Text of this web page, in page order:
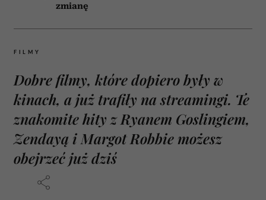
zmianę
FILMY
Dobre filmy, które dopiero były w
kinach, a już trafiły na streamingi. Te
znakomite hity z Ryanem Goslingiem,
Zendayą i Margot Robbie możesz
obejrzeć już dziś